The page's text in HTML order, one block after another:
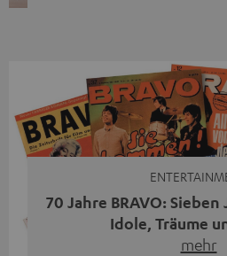
Streaming-System vereint
moderne Streaming-
einem einzigen Gerät – und
Sound heute keine klassische
70 Jahre BRAVO:
Idole, Träume
mehr